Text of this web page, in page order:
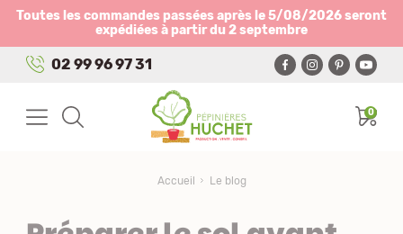
Toutes les commandes passées après le 5/08/2026 seront
expédiées à partir du 2 septembre
02 99 96 97 31
0
Accueil Le blog
Panneau de gestion des cookies